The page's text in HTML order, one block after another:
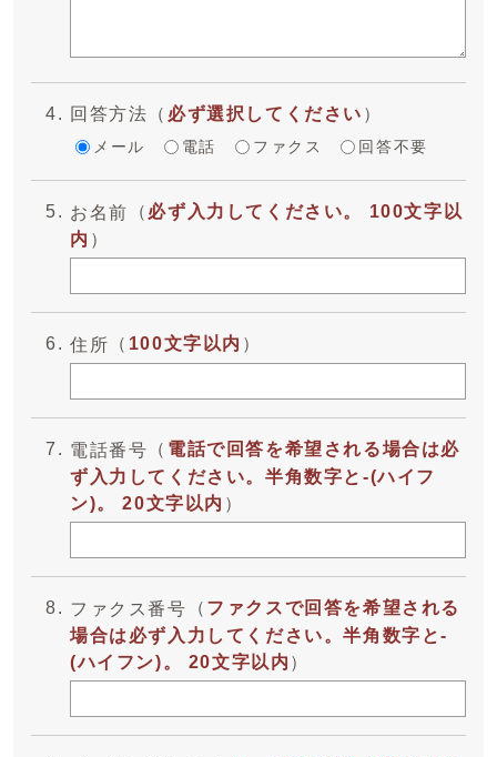
回答方法 （ 必ず選択してください ）
メール 電話 ファクス 回答不要
お名前 （ 必ず入力してください。 100文字以
内 ）
住所 （ 100文字以内 ）
電話番号 （ 電話で回答を希望される場合は必
ず入力してください。半角数字と-(ハイフ
ン)。 20文字以内 ）
ファクス番号 （ ファクスで回答を希望される
場合は必ず入力してください。半角数字と-
(ハイフン)。 20文字以内 ）